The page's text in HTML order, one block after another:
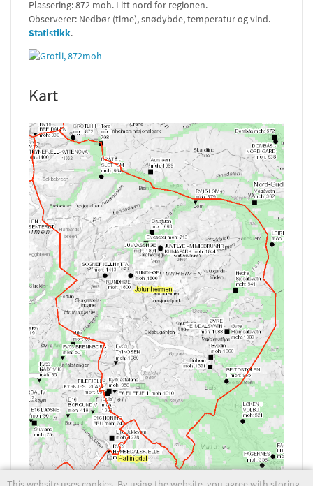
Plassering: 872 moh. Litt nord for regionen.
Observerer: Nedbør (time), snødybde, temperatur og vind.
Statistikk.
Kart